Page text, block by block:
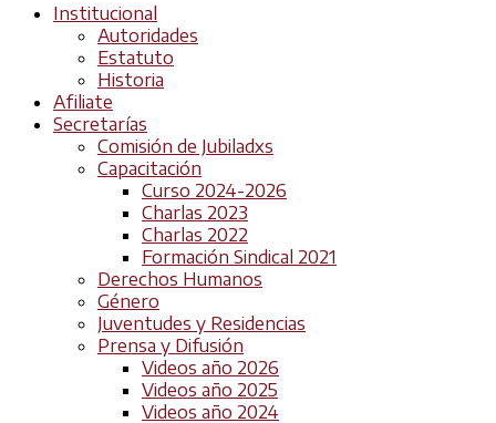
Institucional
Autoridades
Estatuto
Historia
Afiliate
Secretarías
Comisión de Jubiladxs
Capacitación
Curso 2024-2026
Charlas 2023
Charlas 2022
Formación Sindical 2021
Derechos Humanos
Género
Juventudes y Residencias
Prensa y Difusión
Videos año 2026
Videos año 2025
Videos año 2024